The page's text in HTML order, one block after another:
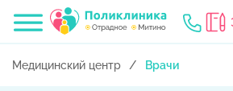
Медицинский центр Врачи